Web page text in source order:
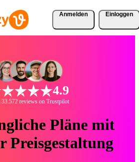
Anmelden Einloggen
4.9
reviews on Trustpilot
Pläne mit
Preisgestaltung